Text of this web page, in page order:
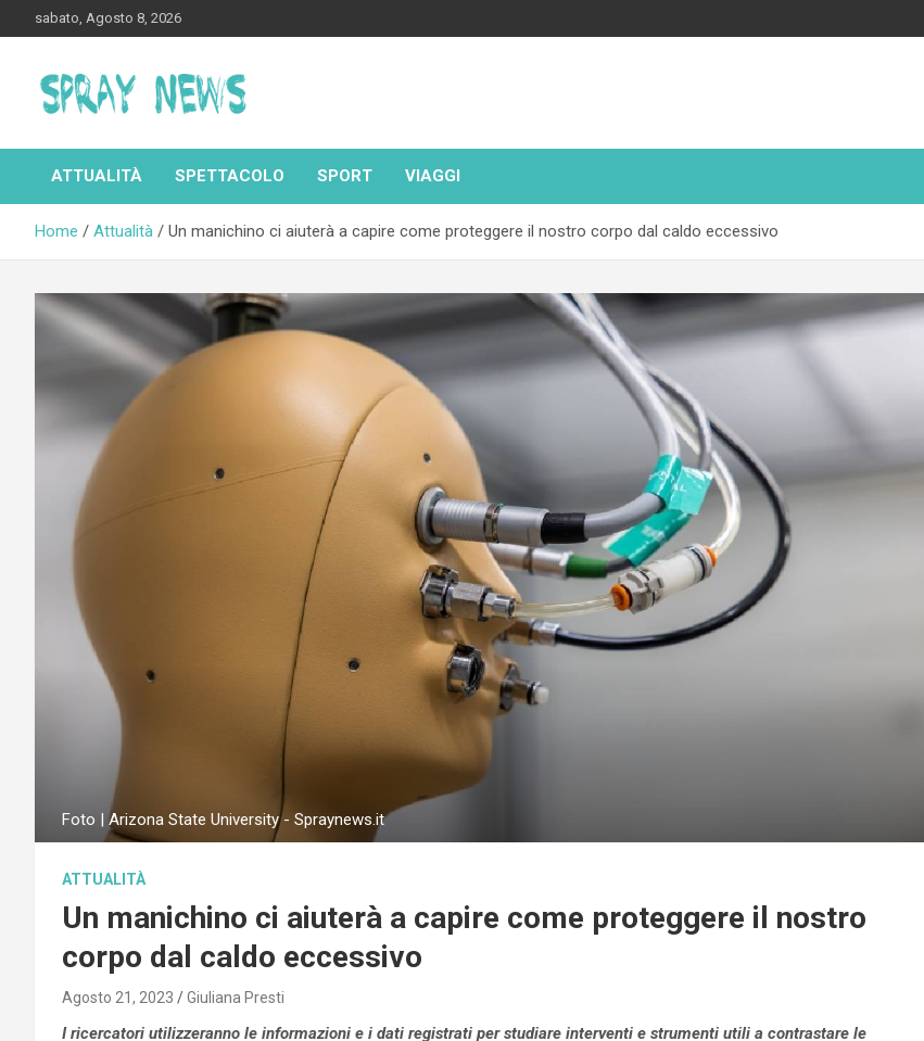
to
sabato, Agosto 8, 2026
Spraynews.it
ATTUALITÀ SPETTACOLO SPORT VIAGGI
Home Attualità Un manichino ci aiuterà a capire come proteggere il nostro corpo dal caldo eccessivo
Foto | Arizona State University - Spraynews.it
ATTUALITÀ
Un manichino ci aiuterà a capire come proteggere il nostro
corpo dal caldo eccessivo
Agosto 21, 2023 Giuliana Presti
I ricercatori utilizzeranno le informazioni e i dati registrati per studiare interventi e strumenti utili a contrastare le